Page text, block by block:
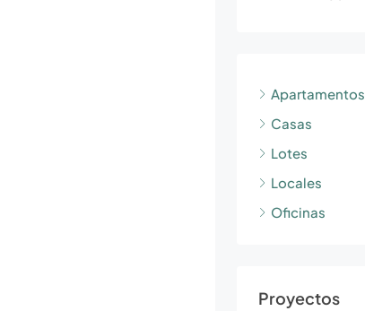
Apartamentos
Casas
Lotes
Locales
Oficinas
Proyectos